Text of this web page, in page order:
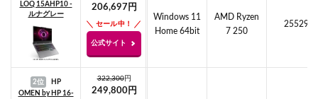
LOQ 15AHP10 -
ルナグレー
206,697円
セール中！
公式サイト
Windows 11
Home 64bit
AMD Ryzen
7 250
25529
2位
HP
OMEN by HP 16-
322,300円
249,800円